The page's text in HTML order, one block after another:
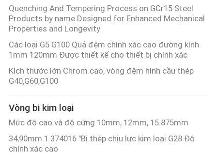
KIỂM
SOÁT
CHẤT
LƯỢNG
LIÊN
HỆ
CHÚNG
Quenching And Tempering Process on GCr15 Steel
Products by name Designed for Enhanced Mechanical
Properties and Longevity
Các loại G5 G100 Quả đệm chính xác cao đường kính
1mm 120mm Được thiết kế cho thiết bị chính xác
Kích thước lớn Chrom cao, vòng đệm hình cầu thép
G40,G60,G100
Vòng bi kim loại
Mức độ cao và độ cứng 10mm, 12mm, 15.875mm
34,90mm 1.374016 "Bi thép chịu lực kim loại G28 Độ
chính xác cao